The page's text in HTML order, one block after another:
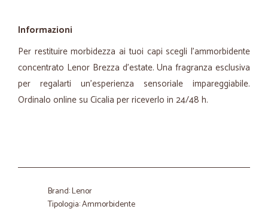
Informazioni
Per restituire morbidezza ai tuoi capi scegli l'ammorbidente
concentrato Lenor Brezza d'estate. Una fragranza esclusiva
per regalarti un'esperienza sensoriale impareggiabile.
Ordinalo online su Cicalia per riceverlo in 24/48 h.
Brand: Lenor
Tipologia: Ammorbidente